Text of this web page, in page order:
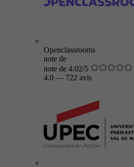
Openclassrooms
note de
note de 4.02/5
4.0 — 722 avis